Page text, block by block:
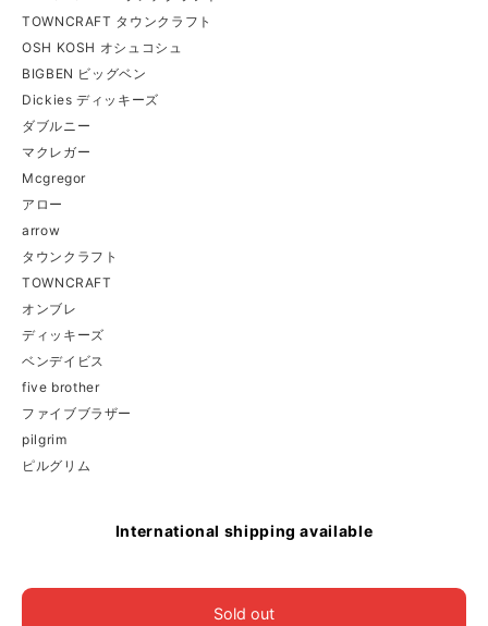
TOWNCRAFT タウンクラフト
OSH KOSH オシュコシュ
BIGBEN ビッグベン
Dickies ディッキーズ
ダブルニー
マクレガー
Mcgregor
アロー
arrow
タウンクラフト
TOWNCRAFT
オンブレ
ディッキーズ
ベンデイビス
five brother
ファイブブラザー
pilgrim
ピルグリム
International shipping available
Sold out